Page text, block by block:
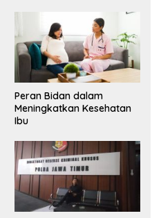
Peran Bidan dalam
Meningkatkan Kesehatan
Ibu